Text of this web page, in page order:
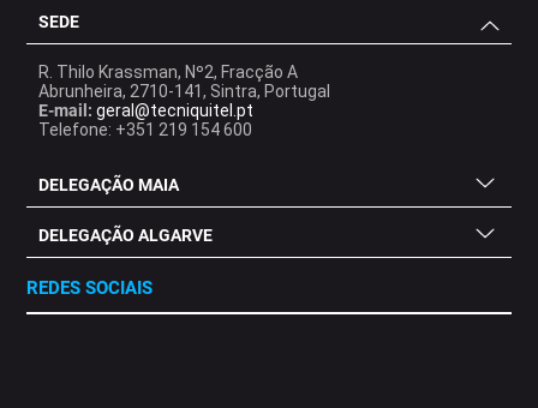
SEDE
R. Thilo Krassman, Nº2, Fracção A
Abrunheira, 2710-141, Sintra, Portugal
E-mail: geral@tecniquitel.pt
Telefone: +351 219 154 600
DELEGAÇÃO MAIA
DELEGAÇÃO ALGARVE
REDES SOCIAIS